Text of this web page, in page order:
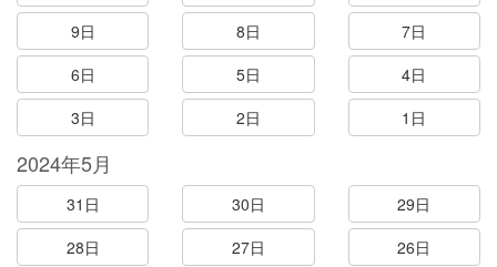
9日
8日
7日
6日
5日
4日
3日
2日 1日
2024年5月
31日 30日
29日
28日
27日
26日